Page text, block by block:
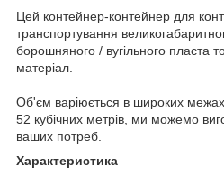
Цей контейнер-контейнер для
транспортування
борошняного / вугільного пласта
матеріал.
Об'єм варіюється в широких межах
52 кубічних метрів, ми можемо
ваших потреб.
Характеристика